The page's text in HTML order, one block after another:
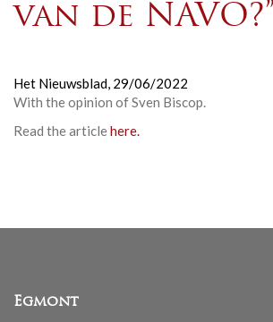
van de NAVO?”
Het Nieuwsblad, 29/06/2022
With the opinion of Sven Biscop.
Read the articlehere.
Egmont